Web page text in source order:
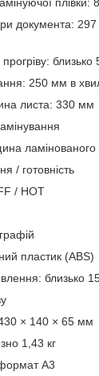
плівки:
документа:
близько
250 мм в
листа: 330 мм
/ готовність
/ HOT
пластик (ABS)
близько
× 140 × 65 мм
1,43 кг
A3